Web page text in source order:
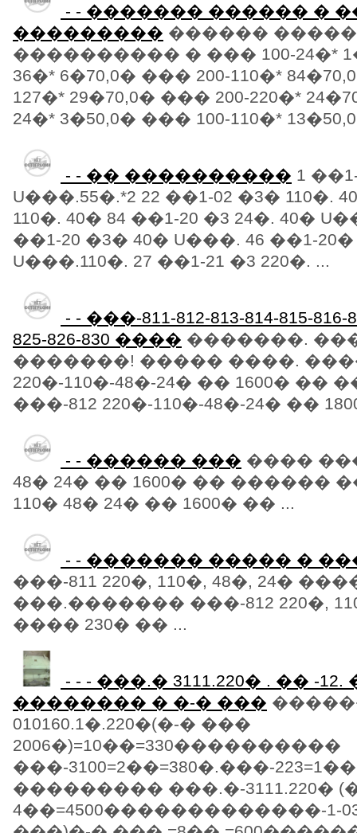
- - ������� ������ �
��������� ������
���������� � ��� 100-24�*
36�* 6�70,0� ��� 200-110�*
127�* 29�70,0� ��� 200-220�*
24�* 3�50,0� ��� 100-110�*
- - �� ���������� 1
U���.55�.*2 22 ��1-02 �3� 110�.
110�. 40� 84 ��1-20 �3 24�. 40�
��1-20 �3� 40� U���. 46 ��1-20�
U���.110�. 27 ��1-21 �3 220�. ...
- - ���-811-812-813-814-815-816-
825-826-830 ���� �������.
�������! ����� ����.
220�-110�-48�-24� �� 1600�
���-812 220�-110�-48�-24� ��
- - ������ ��� ���� ���
48� 24� �� 1600� �� ������
110� 48� 24� �� 1600� �� ...
- - ������� ����� �
���-811 220�, 110�, 48�, 24�
���.������� ���-812 220�,
���� 230� �� ...
- - - ���.� 3111.220� . �� -
�������� � �-� ���
010160.1�.220�(�-� ���
2006�)=10��=330����������
���-3100=2��=380�.���-
��������� ���.�-3111.220�
4��=4500�������������-1-